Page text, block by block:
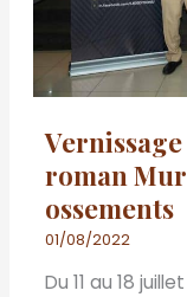
roman
ossements
01/08/2022
Du 11 au 18
Murambi,
Le
livre
ossements